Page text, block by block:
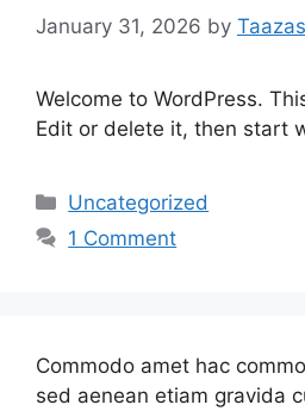
January 31, 2026 by
Welcome to WordPress.
Edit or delete it, then start
Categories
Uncategorized
1 Comment
Commodo amet hac
sed aenean etiam gravida